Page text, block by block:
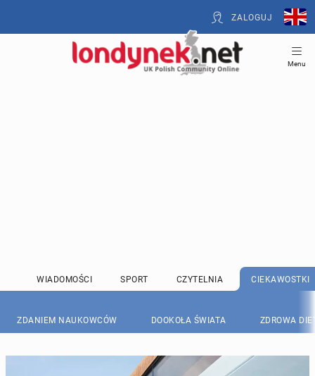
ZALOGUJ
Menu
WIADOMOŚCI SPORT CZYTELNIA CIEKAWOSTKI
ZDANIEM NAUKOWCÓW DOOKOŁA ŚWIATA ZDROWA